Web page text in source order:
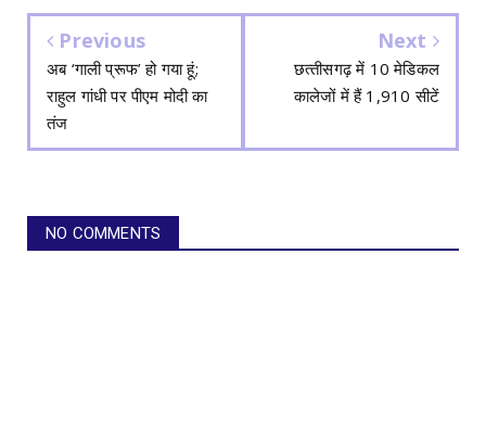
Previous
अब ‘गाली प्रूफ’ हो गया हूं;
राहुल गांधी पर पीएम मोदी का
तंज
Next
छत्‍तीसगढ़ में 10 मेडिकल
कालेजों में हैं 1,910 सीटें
NO COMMENTS